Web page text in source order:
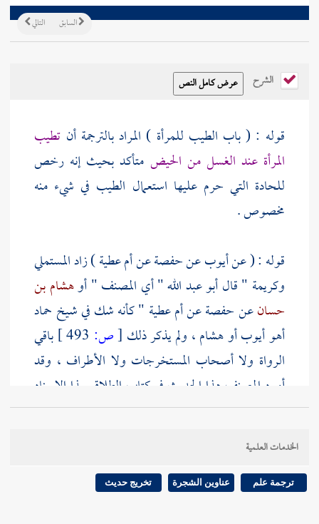
التالي السابق
الشرح
قوله : ( باب الطيب للمرأة ) المراد بالترجمة أن تطيب
المرأة عند الغسل من الحيض متأكد بحيث إنه رخص
للحادة التي حرم عليها استعمال الطيب في شيء منه
مخصوص .
قوله : ( عنأيوبعنحفصةعنأم عطية) زادالمستملي
وكريمة " قالأبو عبد الله" أي المصنف " أوهشام بن
حسانعنحفصةعنأم عطية " كأنه شك في شيخ حماد
أهوأيوبأوهشام، ولم يذكر ذلك [ص:
باقي
الرواة ولا أصحاب المستخرجات ولا الأطراف ، وقد
أورد المصنف هذا الحديث في كتاب الطلاق بهذا الإسناد
فلم يذكر ذلك .
قوله : ( كنا ننهى ) بضم النون الأولى وفاعل النهي النبي
- صلى الله عليه وسلم - كما دلت عليه رواية
الخدمات العلمية
ترجمة علم عناوين الشجرة تخريج حديث